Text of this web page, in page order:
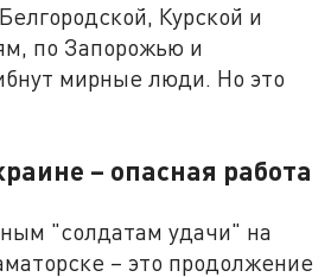
Курской и
по Запорожью и
мирные люди. Но это
– опасная работа
"солдатам удачи" на
– это продолжение